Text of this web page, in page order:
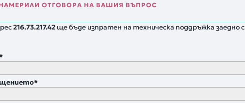
ОТГОВОРА НА ВАШИЯ ВЪПРОС
216.73.217.42 ще бъде изпратен на техническа поддръжка заедно с
*